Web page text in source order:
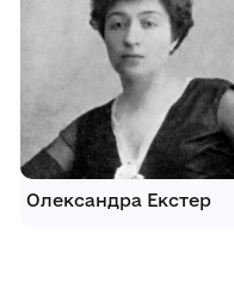
Олександра Екстер